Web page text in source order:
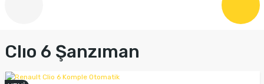
Clıo 6 Şanzıman